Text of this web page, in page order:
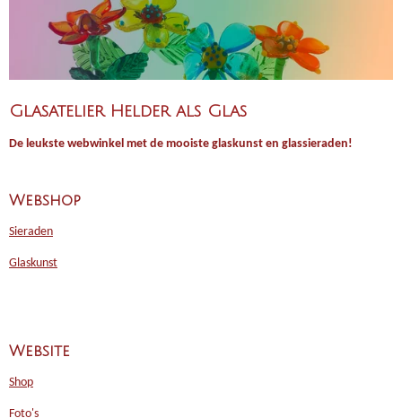
Glasatelier Helder als Glas
De leukste webwinkel met de mooiste glaskunst en glassieraden!
Webshop
Sieraden
Glaskunst
Website
Shop
Foto's